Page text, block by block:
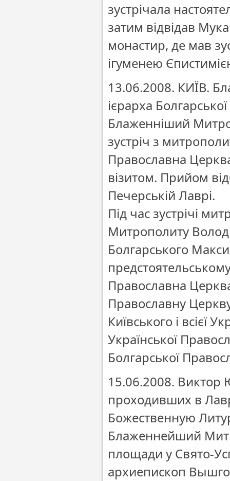
зустрічала
затим відвідав
монастир, де мав
ігуменею
13.06.2008. КИЇВ.
ієрарха
Блаженніший
зустріч з
Православна
візитом. Прийом
Печерській Лаврі.
Під час зустрічі
Митрополиту
Болгарського
Православна
Православну
Київського і всієї
Української
Болгарської
15.06.2008. Виктор
проходивших в
Божественную
Блаженнейший
площади у Свято-
архиепископ